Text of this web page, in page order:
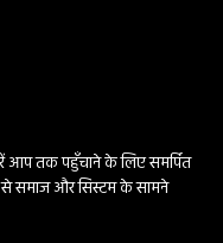
आप तक पहुँचाने के लिए समर्पित
से समाज और सिस्टम के सामने